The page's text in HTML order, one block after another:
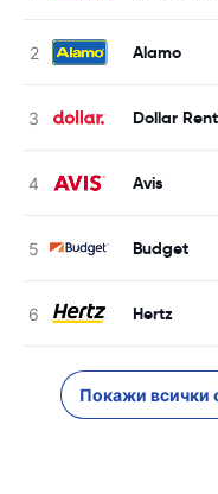
Alamo
Dollar
Avis
Budget
Hertz
Покажи всички